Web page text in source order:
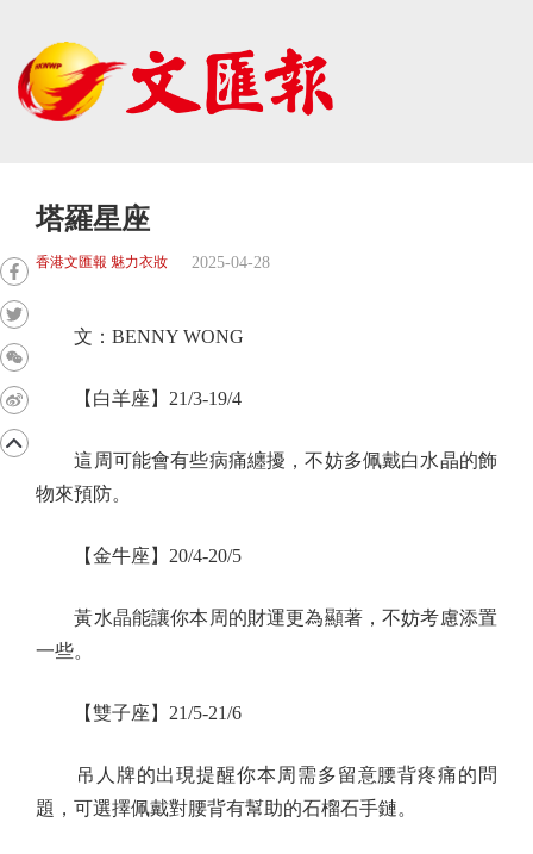
塔羅星座
香港文匯報 魅力衣妝 2025-04-28
文：BENNY WONG
【白羊座】21/3-19/4
這周可能會有些病痛纏擾，不妨多佩戴白水晶的飾
物來預防。
【金牛座】20/4-20/5
黃水晶能讓你本周的財運更為顯著，不妨考慮添置
一些。
【雙子座】21/5-21/6
吊人牌的出現提醒你本周需多留意腰背疼痛的問
題，可選擇佩戴對腰背有幫助的石榴石手鏈。